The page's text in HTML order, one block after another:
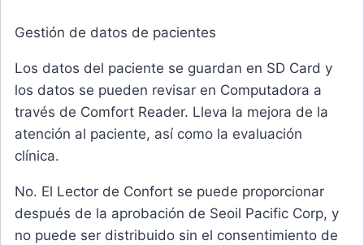
Gestión de datos de pacientes
Los datos del paciente se guardan en SD Card y
los datos se pueden revisar en Computadora a
través de Comfort Reader. Lleva la mejora de la
atención al paciente, así como la evaluación
clínica.
No. El Lector de Confort se puede proporcionar
después de la aprobación de Seoil Pacific Corp, y
no puede ser distribuido sin el consentimiento de